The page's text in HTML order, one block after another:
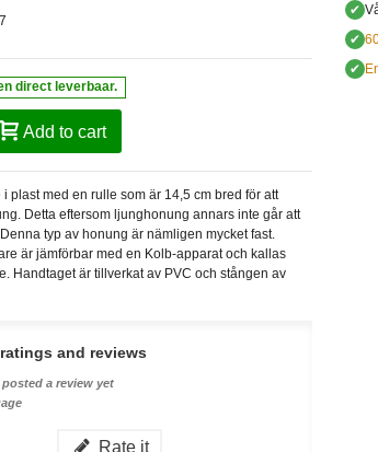
direct leverbaar.
Add to cart
plast med en rulle som är 14,5 cm bred för att
Detta eftersom ljunghonung annars inte går att
typ av honung är nämligen mycket fast.
är jämförbar med en Kolb-apparat och kallas
Handtaget är tillverkat av PVC och stången av
and reviews
a review yet
Rate it
✔
✔
✔